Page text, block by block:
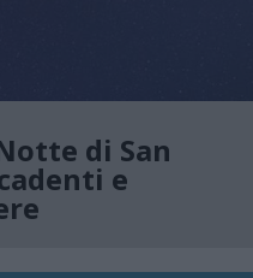
di San
e